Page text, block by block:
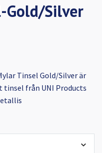
Gold/Silver
Tinsel Gold/Silver är
från UNI Products